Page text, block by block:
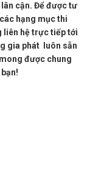
cận. Để được tư
hạng mục thi
liên hệ trực tiếp tới
gia phát luôn sẵn
được chung